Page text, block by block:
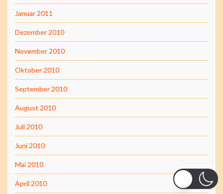
Januar 2011
Dezember 2010
November 2010
Oktober 2010
September 2010
August 2010
Juli 2010
Juni 2010
Mai 2010
April 2010